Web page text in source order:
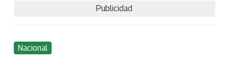
Publicidad
Nacional